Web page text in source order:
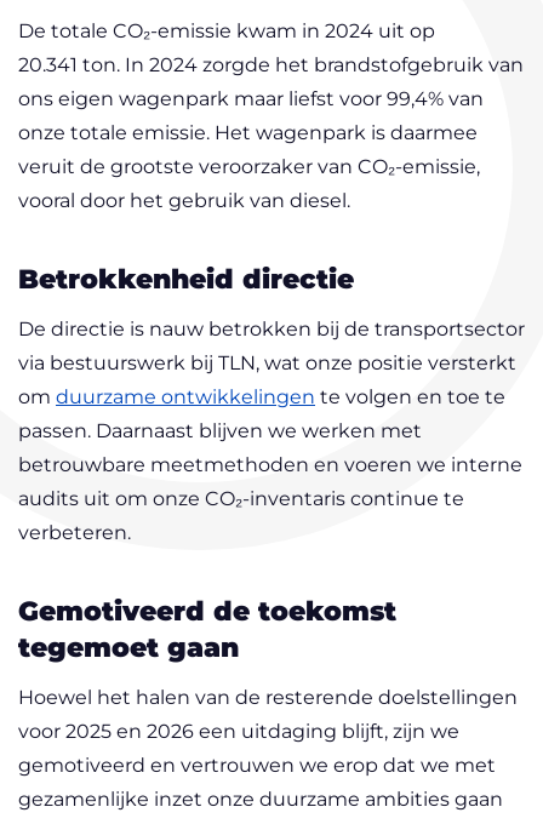
De totale CO₂-emissie kwam in 2024 uit op
20.341 ton. In 2024 zorgde het brandstofgebruik van
ons eigen wagenpark maar liefst voor 99,4% van
onze totale emissie. Het wagenpark is daarmee
veruit de grootste veroorzaker van CO₂-emissie,
vooral door het gebruik van diesel.
Betrokkenheid directie
De directie is nauw betrokken bij de transportsector
via bestuurswerk bij TLN, wat onze positie versterkt
om duurzame ontwikkelingen te volgen en toe te
passen. Daarnaast blijven we werken met
betrouwbare meetmethoden en voeren we interne
audits uit om onze CO₂-inventaris continue te
verbeteren.
Gemotiveerd de toekomst
tegemoet gaan
Hoewel het halen van de resterende doelstellingen
voor 2025 en 2026 een uitdaging blijft, zijn we
gemotiveerd en vertrouwen we erop dat we met
gezamenlijke inzet onze duurzame ambities gaan